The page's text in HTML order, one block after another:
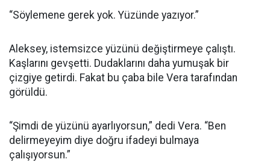
“Söylemene gerek yok. Yüzünde yazıyor.”
Aleksey, istemsizce yüzünü değiştirmeye çalıştı.
Kaşlarını gevşetti. Dudaklarını daha yumuşak bir
çizgiye getirdi. Fakat bu çaba bile Vera tarafından
görüldü.
“Şimdi de yüzünü ayarlıyorsun,” dedi Vera. “Ben
delirmeyeyim diye doğru ifadeyi bulmaya
çalışıyorsun.”